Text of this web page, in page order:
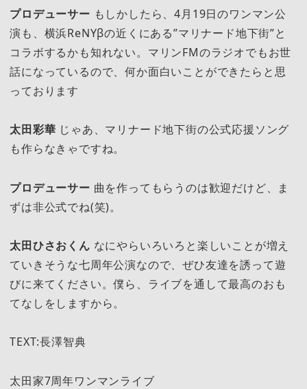
プロデューサー もしかしたら、4月19日のワンマン公
演も、横浜ReNYβの近くにある”マリナード地下街”と
コラボするかも知れない。マリンFMのラジオでもお世
話になっているので、何か面白いことができたらと思
っております
太田彩華 じゃあ、マリナード地下街の公式応援ソング
も作らなきゃですね。
プロデューサー 曲を作ってもらうのは歓迎だけど、ま
ずは非公式でね(笑)。
太田ひさおくん なにやらいろいろと楽しいことが増え
ていきそうな七周年公演なので、ぜひ友達を誘って遊
びに来てください。僕ら、ライブを通して最高のおも
てなしをしますから。
TEXT:長澤智典
太田家7周年ワンマンライブ